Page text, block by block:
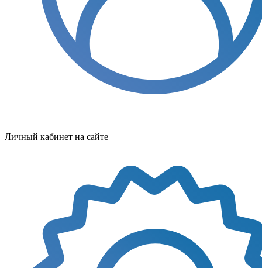
Личный кабинет на сайте